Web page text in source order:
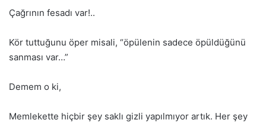
Çağrının fesadı var!..
Kör tuttuğunu öper misali, “öpülenin sadece öpüldüğünü
sanması var…”
Demem o ki,
Memlekette hiçbir şey saklı gizli yapılmıyor artık. Her şey